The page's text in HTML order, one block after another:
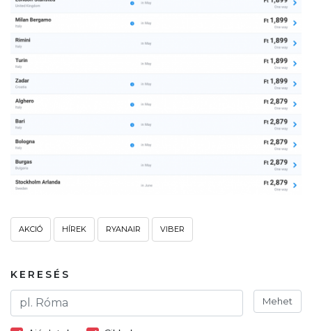
AKCIÓ HÍREK RYANAIR VIBER
KERESÉS
Mehet